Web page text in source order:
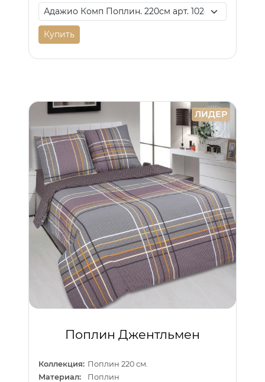
Купить
ЛИДЕР
Поплин Джентльмен
Коллекция: Поплин 220 см.
Материал:
Поплин